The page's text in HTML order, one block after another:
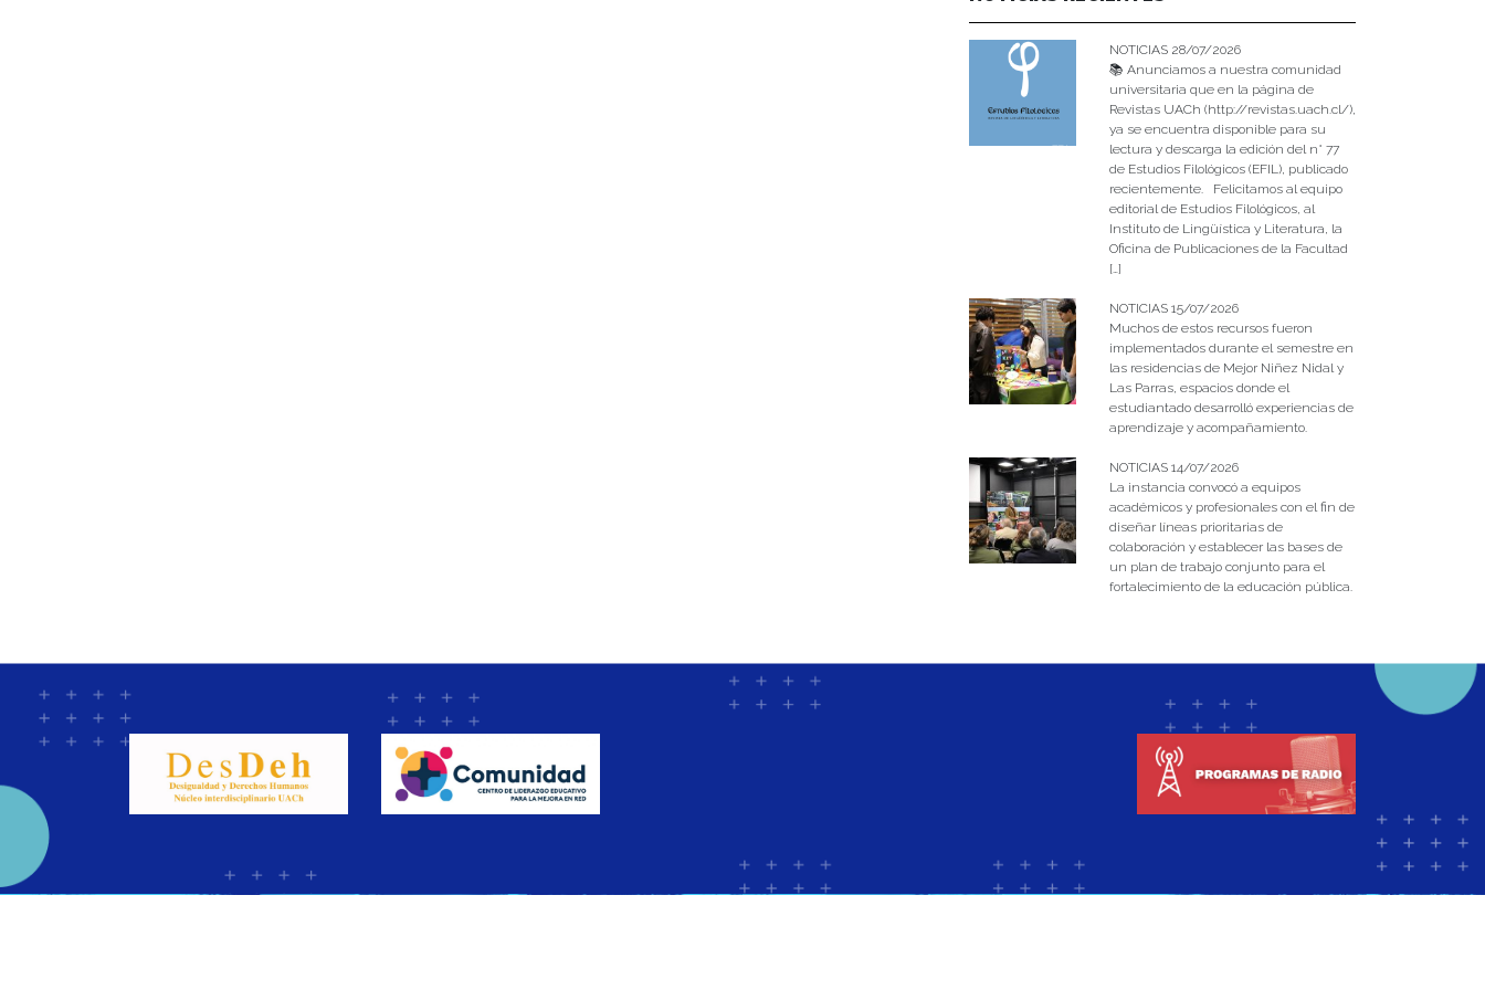
NOTICIAS 28/07/2026
📚 Anunciamos a nuestra comunidad
universitaria que en la página de
Revistas UACh (http://revistas.uach.cl/),
ya se encuentra disponible para su
lectura y descarga la edición del n° 77
de Estudios Filológicos (EFIL), publicado
recientemente. Felicitamos al equipo
editorial de Estudios Filológicos, al
Instituto de Lingüística y Literatura, la
Oficina de Publicaciones de la Facultad
[…]
NOTICIAS 15/07/2026
Muchos de estos recursos fueron
implementados durante el semestre en
las residencias de Mejor Niñez Nidal y
Las Parras, espacios donde el
estudiantado desarrolló experiencias de
aprendizaje y acompañamiento.
NOTICIAS 14/07/2026
La instancia convocó a equipos
académicos y profesionales con el fin de
diseñar líneas prioritarias de
colaboración y establecer las bases de
un plan de trabajo conjunto para el
fortalecimiento de la educación pública.